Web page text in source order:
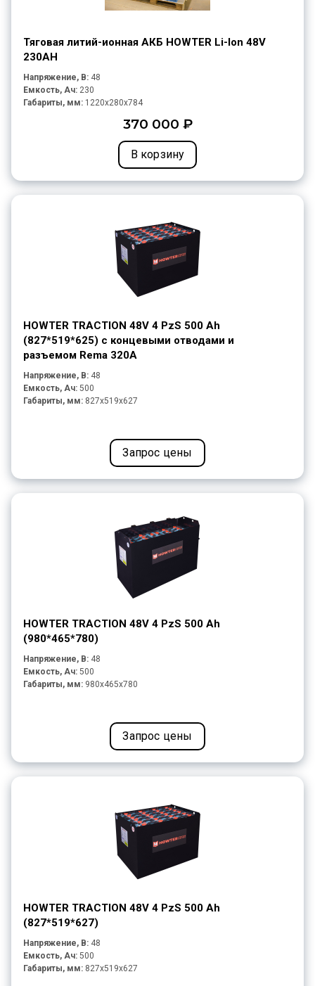
Тяговая литий-ионная АКБ HOWTER Li-Ion 48V
230AH
Напряжение, В: 48
Емкость, Ач: 230
Габариты, мм: 1220x280x784
370 000 ₽
В корзину
HOWTER TRACTION 48V 4 PzS 500 Ah
(827*519*625) с концевыми отводами и
разъемом Rema 320A
Напряжение, В: 48
Емкость, Ач: 500
Габариты, мм: 827x519x627
Запрос цены
HOWTER TRACTION 48V 4 PzS 500 Ah
(980*465*780)
Напряжение, В: 48
Емкость, Ач: 500
Габариты, мм: 980x465x780
Запрос цены
HOWTER TRACTION 48V 4 PzS 500 Ah
(827*519*627)
Напряжение, В: 48
Емкость, Ач: 500
Габариты, мм: 827x519x627